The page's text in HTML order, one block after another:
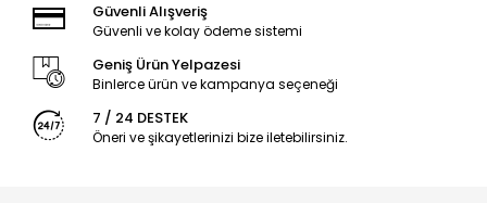
Güvenli Alışveriş
Güvenli ve kolay ödeme sistemi
Geniş Ürün Yelpazesi
Binlerce ürün ve kampanya seçeneği
7 / 24 DESTEK
Öneri ve şikayetlerinizi bize iletebilirsiniz.